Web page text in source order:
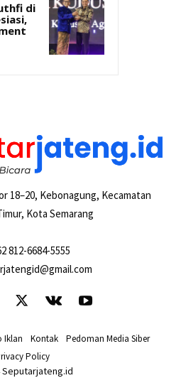
di
18–20, Kebonagung, Kecamatan
Kota Semarang
812-6684-5555
Iklan Kontak Pedoman Media Siber
Policy
Seputarjateng.id